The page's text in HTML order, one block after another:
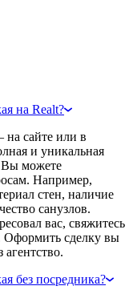
на Realt?
сайте или в
и уникальная
Вы можете
Например,
стен, наличие
санузлов.
вас, свяжитесь
Оформить сделку вы
агентство.
без посредника?